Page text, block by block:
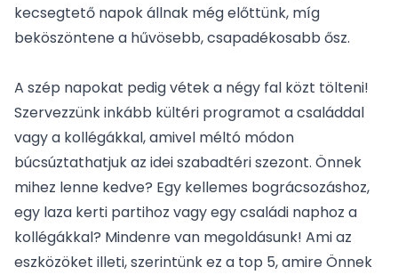
kecsegtető napok állnak még előttünk, míg
beköszöntene a hűvösebb, csapadékosabb ősz.
A szép napokat pedig vétek a négy fal közt tölteni!
Szervezzünk inkább kültéri programot a családdal
vagy a kollégákkal, amivel méltó módon
búcsúztathatjuk az idei szabadtéri szezont. Önnek
mihez lenne kedve? Egy kellemes bográcsozáshoz,
egy laza kerti partihoz vagy egy családi naphoz a
kollégákkal? Mindenre van megoldásunk! Ami az
eszközöket illeti, szerintünk ez a top 5, amire Önnek